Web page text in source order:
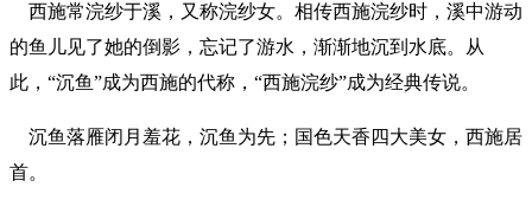
西施常浣纱于溪，又称浣纱女。相传西施浣纱时，溪中游动
的鱼儿见了她的倒影，忘记了游水，渐渐地沉到水底。从
此，“沉鱼”成为西施的代称，“西施浣纱”成为经典传说。
沉鱼落雁闭月羞花，沉鱼为先；国色天香四大美女，西施居
首。